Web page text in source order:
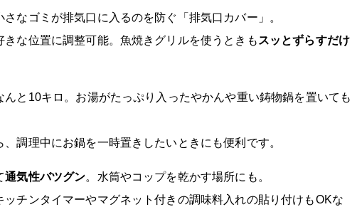
なゴミが排気口に入るのを防ぐ「排気口カバー」。
きな位置に調整可能。魚焼きグリルを使うときも スッとずらすだけ
んと10キロ。お湯がたっぷり入ったやかんや重い鋳物鍋を置いても
、調理中にお鍋を一時置きしたいときにも便利です。
通気性バツグン。水筒やコップを乾かす場所にも。
ッチンタイマーやマグネット付きの調味料入れの貼り付けもOKな